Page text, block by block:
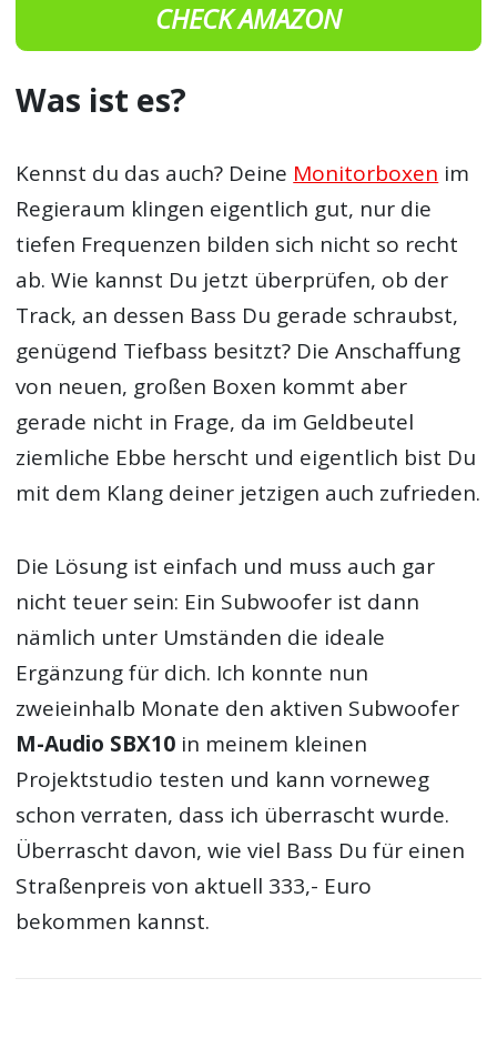
CHECK AMAZON
Was ist es?
Kennst du das auch? Deine Monitorboxen im
Regieraum klingen eigentlich gut, nur die
tiefen Frequenzen bilden sich nicht so recht
ab. Wie kannst Du jetzt überprüfen, ob der
Track, an dessen Bass Du gerade schraubst,
genügend Tiefbass besitzt? Die Anschaffung
von neuen, großen Boxen kommt aber
gerade nicht in Frage, da im Geldbeutel
ziemliche Ebbe herscht und eigentlich bist Du
mit dem Klang deiner jetzigen auch zufrieden.
Die Lösung ist einfach und muss auch gar
nicht teuer sein: Ein Subwoofer ist dann
nämlich unter Umständen die ideale
Ergänzung für dich. Ich konnte nun
zweieinhalb Monate den aktiven Subwoofer
M-Audio SBX10 in meinem kleinen
Projektstudio testen und kann vorneweg
schon verraten, dass ich überrascht wurde.
Überrascht davon, wie viel Bass Du für einen
Straßenpreis von aktuell 333,- Euro
bekommen kannst.